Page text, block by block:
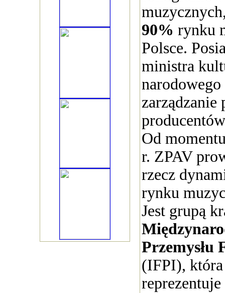
90% rynku
Polsce.
ministra
zarządzanie
Od
r. ZPAV
rzecz
rynku
Jest grupą
Przemysłu
(IFPI), która